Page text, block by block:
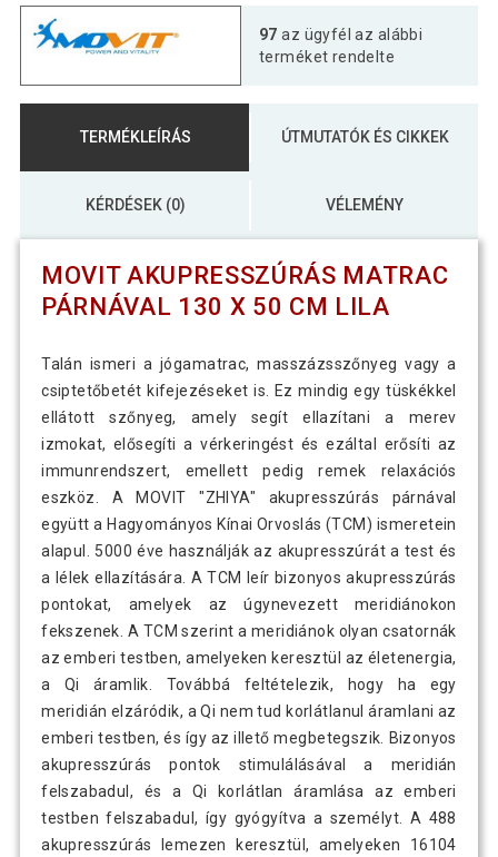
MOVIT Akupresszúrás matrac
párnával 130 x 50 cm szürke
24 590 Ft
párnával 130 x 50 cm világoskék
23 790 Ft
MOVIT Akupresszúrás matrac párnával
97 az ügyfél az alábbi
terméket rendelte
TERMÉKLEÍRÁS ÚTMUTATÓK ÉS CIKKEK
KÉRDÉSEK (0) VÉLEMÉNY
MOVIT AKUPRESSZÚRÁS MATRAC
PÁRNÁVAL 130 X 50 CM LILA
Talán ismeri a jógamatrac, masszázsszőnyeg vagy a
csiptetőbetét kifejezéseket is. Ez mindig egy tüskékkel
ellátott szőnyeg, amely segít ellazítani a merev
izmokat, elősegíti a vérkeringést és ezáltal erősíti az
immunrendszert, emellett pedig remek relaxációs
eszköz. A MOVIT "ZHIYA" akupresszúrás párnával
együtt a Hagyományos Kínai Orvoslás (TCM) ismeretein
alapul. 5000 éve használják az akupresszúrát a test és
a lélek ellazítására. A TCM leír bizonyos akupresszúrás
pontokat, amelyek az úgynevezett meridiánokon
fekszenek. A TCM szerint a meridiánok olyan csatornák
az emberi testben, amelyeken keresztül az életenergia,
a Qi áramlik. Továbbá feltételezik, hogy ha egy
meridián elzáródik, a Qi nem tud korlátlanul áramlani az
emberi testben, és így az illető megbetegszik. Bizonyos
akupresszúrás pontok stimulálásával a meridián
felszabadul, és a Qi korlátlan áramlása az emberi
testben felszabadul, így gyógyítva a személyt. A 488
akupresszúrás lemezen keresztül, amelyeken 16104